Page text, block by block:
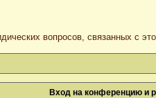
вопросов, связанных с
Вход на конференцию и